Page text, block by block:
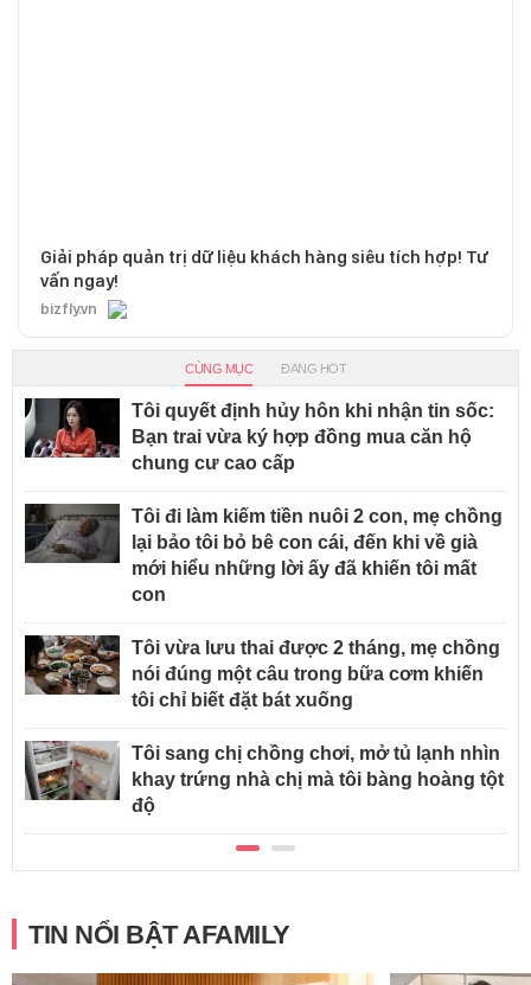
Giải pháp quản trị dữ liệu khách hàng siêu tích hợp! Tư
vấn ngay!
bizfly.vn
CÙNG MỤC ĐANG HOT
Tôi quyết định hủy hôn khi nhận tin sốc:
Bạn trai vừa ký hợp đồng mua căn hộ
chung cư cao cấp
Tôi đi làm kiếm tiền nuôi 2 con, mẹ chồng
lại bảo tôi bỏ bê con cái, đến khi về già
mới hiểu những lời ấy đã khiến tôi mất
con
Tôi vừa lưu thai được 2 tháng, mẹ chồng
nói đúng một câu trong bữa cơm khiến
tôi chỉ biết đặt bát xuống
Tôi sang chị chồng chơi, mở tủ lạnh nhìn
khay trứng nhà chị mà tôi bàng hoàng tột
độ
TIN NỔI BẬT AFAMILY